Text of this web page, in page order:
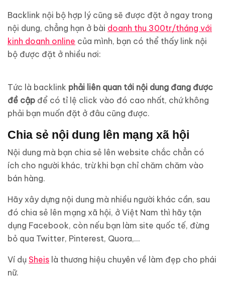
Backlink nội bộ hợp lý cũng sẽ được đặt ở ngay trong
nội dung, chẳng hạn ở bài doanh thu 300tr/tháng với
kinh doanh online của mình, bạn có thể thấy link nội
bộ được đặt ở nhiều nơi:
Tức là backlink phải liên quan tới nội dung đang được
đề cập để có tỉ lệ click vào đó cao nhất, chứ không
phải bạn muốn đặt ở đâu cũng được.
Chia sẻ nội dung lên mạng xã hội
Nội dung mà bạn chia sẻ lên website chắc chẳn có
ích cho người khác, trừ khi bạn chỉ chăm chăm vào
bán hàng.
Hãy xây dựng nội dung mà nhiều người khác cần, sau
đó chia sẻ lên mạng xã hội, ở Việt Nam thì hãy tận
dụng Facebook, còn nếu bạn làm site quốc tế, đừng
bỏ qua Twitter, Pinterest, Quora,…
Ví dụ Sheis là thương hiệu chuyên về làm đẹp cho phái
nữ.